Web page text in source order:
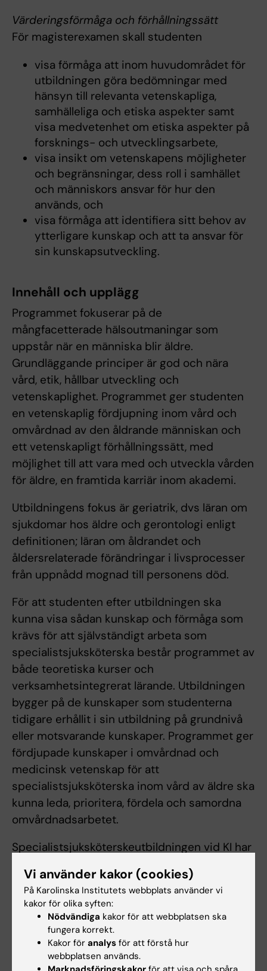
Värderingsförmåga och förhållningssätt
För magisterexamen skall studenten
visa förmåga att inom huvudområdet för
utbildningen göra bedömningar med
hänsyn till relevanta vetenskapliga,
samhälleliga och etiska aspekter samt
visa medvetenhet om etiska aspekter på
forsknings- och utvecklingsarbete,
visa insikt om vetenskapens möjligheter
och begränsningar, dess roll i samhället
och människors ansvar för hur den
används, och
visa förmåga att identifiera sitt behov av
ytterligare kunskap och att ta ansvar för
sin kunskapsutveckling.
Innehåll och upplägg
Programmet fokuserar på de
mångfacetterade hälsoutmaningar som
uppstår när en människa blir äldre.
Grundläggande principer är god och nära
vård, etik, hållbar utveckling och
vetenskaplighet. Programmet ger studenten
en vetenskaplig fördjupning inom vård och
omvårdnad av den åldrande människan och
ett vetenskapligt förhållningssätt, med
möjlighet till att vara med och utveckla vården
för äldre, en framtida karriär inom akademi.
Utbildningens fokus är geriatrik, dvs läran om
sjukdomar hos äldre och gerontologi enligt
definitionen; läran om åldrandet och
åldersrelaterade förändringar i livsprocesser
från uppnådd mognad till personens död.
För att studenten efter utbildningen ska
kunna visa sådan kunskap och förmåga som
krävs för att självständigt arbeta som
specialistsjuksköterska består programmet av
både teoretiska kurser och
verksamhetsintegrerat lärande. Utbildningen
bygger på de kunskaper som studenterna
tidigare erhållit i sin utbildning på grundnivå
eller motsvarande kunskaper. Programmet ger
fördjupade kunskaper i omvårdnad och
medicinsk vetenskap för att
specialistsjuksköterska inom vård av äldre ska
kunna leda, prioritera, fördela och samordna
omvårdnadsarbetet.
Specialistsjuksköterskeutbildningen vid KI har
vetenskapliga och professionella basen
inkluderar kritiskt tänkande,
informationssökning, forskningsmetodologi,
integration av ämnen, integration mellan teori
och praktik, nationell och internationell
samverkan, interprofessionellt och livslångt
Vi använder kakor (cookies)
På Karolinska Institutets webbplats använder vi
kakor för olika syften:
Nödvändiga kakor för att webbplatsen ska
fungera korrekt.
Kakor för analys för att förstå hur
webbplatsen används.